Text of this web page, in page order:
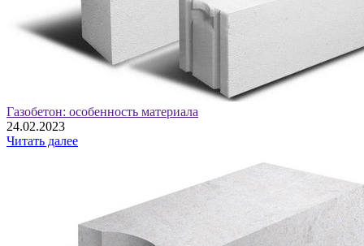
Газобетон: особенность материала
24.02.2023
Читать далее